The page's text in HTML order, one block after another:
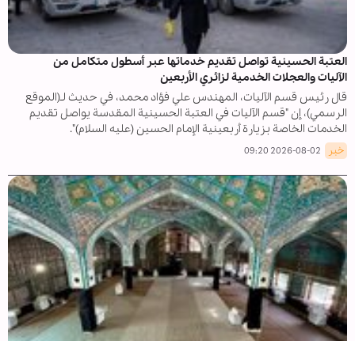
العتبة الحسينية تواصل تقديم خدماتها عبر أسطول متكامل من
الآليات والعجلات الخدمية لزائري الأربعين
قال رئيس قسم الآليات، المهندس علي فؤاد محمد، في حديث لـ(الموقع
الرسمي)، إن "قسم الآليات في العتبة الحسينية المقدسة يواصل تقديم
الخدمات الخاصة بزيارة أربعينية الإمام الحسين (عليه السلام)".
خبر 2026-08-02 09:20